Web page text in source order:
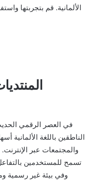
الألمانية. قم بتجربتها
في العصر الرقمي
الناطقين باللغة
والمجتمعات عبر
تسمح للمستخدمين
وفي بيئة غير رسمية